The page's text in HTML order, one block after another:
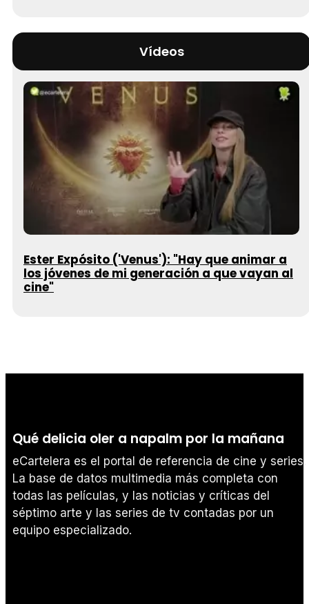
Vídeos
Ester Expósito ('Venus'): "Hay que animar a
los jóvenes de mi generación a que vayan al
cine"
Qué delicia oler a napalm por la mañana
eCartelera es el portal de referencia de cine y series.
La base de datos multimedia más completa con
todas las películas, y las noticias y críticas del
séptimo arte y las series de tv contadas por un
equipo especializado.